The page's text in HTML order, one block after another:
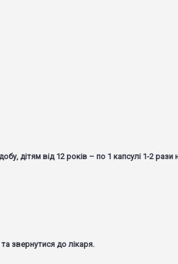
дітям від 12 років – по 1 капсулі 1-2 рази
звернутися до лікаря.